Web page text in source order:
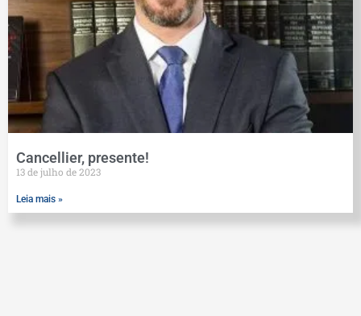
Cancellier, presente!
13 de julho de 2023
Leia mais »